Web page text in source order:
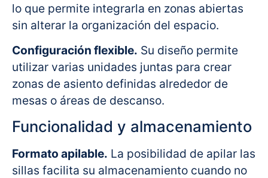
lo que permite integrarla en zonas abiertas
sin alterar la organización del espacio.
Configuración flexible. Su diseño permite
utilizar varias unidades juntas para crear
zonas de asiento definidas alrededor de
mesas o áreas de descanso.
Funcionalidad y almacenamiento
Formato apilable. La posibilidad de apilar las
sillas facilita su almacenamiento cuando no